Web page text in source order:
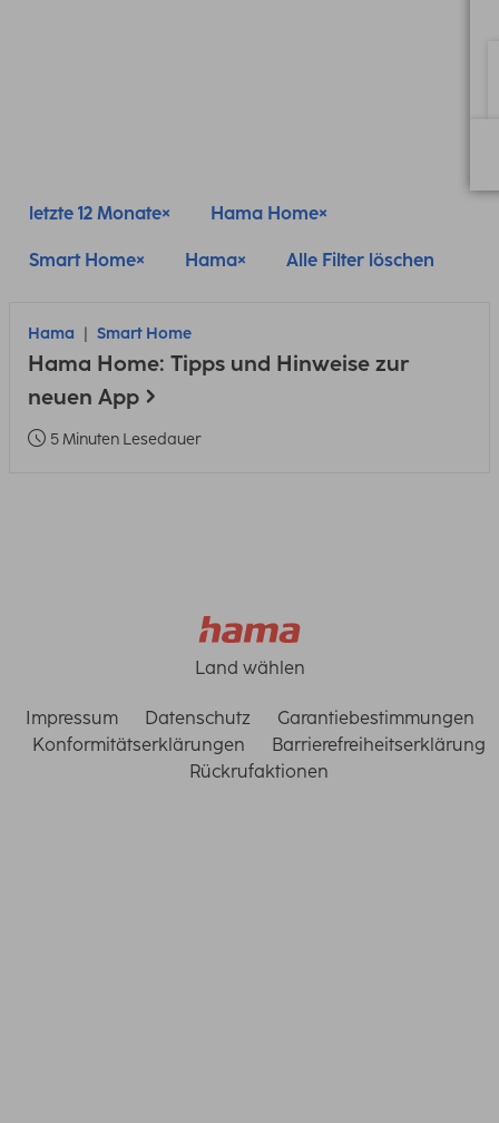
letzte 12 Monate Hama Home
Smart Home Hama Alle Filter löschen
Hama Smart Home
Hama Home: Tipps und Hinweise zur
neuen App
5 Minuten Lesedauer
Land wählen
Impressum Datenschutz
Garantiebestimmungen
Konformitätserklärungen
Barrierefreiheitserklärung
Rückrufaktionen